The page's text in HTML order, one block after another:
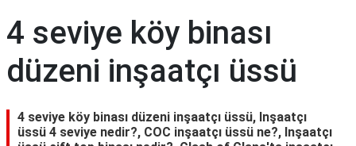
SAĞLIK
İLETİŞİM
4 seviye köy binası
düzeni inşaatçı üssü
4 seviye köy binası düzeni inşaatçı üssü, Inşaatçı
üssü 4 seviye nedir?, COC inşaatçı üssü ne?, Inşaatçı